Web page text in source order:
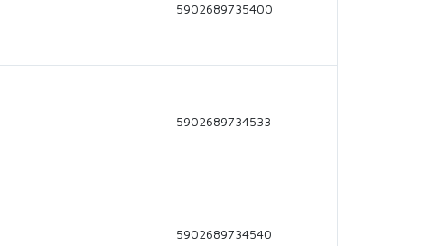
5902689735400
5902689734533
5902689734540